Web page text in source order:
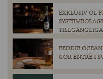
EXKLUSIV ÖL
FEDDIE
GÖR ENTRÉ I